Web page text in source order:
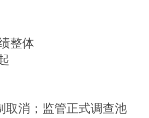
整体
取消；监管正式调查池